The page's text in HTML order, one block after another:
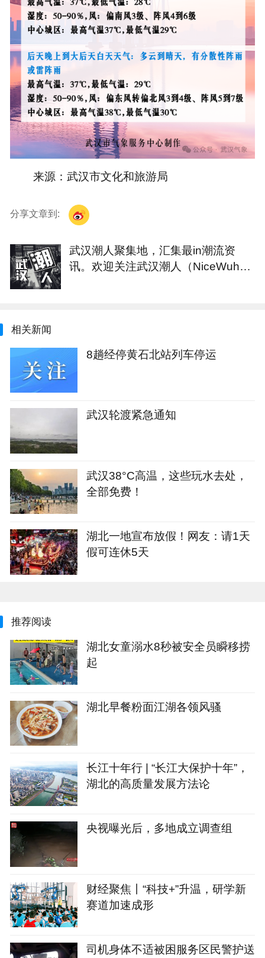
来源：武汉市文化和旅游局
分享文章到:
武汉潮人聚集地，汇集最in潮流资
讯。欢迎关注武汉潮人（NiceWuha
相关新闻
8趟经停黄石北站列车停运
武汉轮渡紧急通知
武汉38°C高温，这些玩水去处，
全部免费！
湖北一地宣布放假！网友：请1天
假可连休5天
推荐阅读
湖北女童溺水8秒被安全员瞬移捞
起
湖北早餐粉面江湖各领风骚
长江十年行 | “长江大保护十年”，
湖北的高质量发展方法论
央视曝光后，多地成立调查组
财经聚焦丨“科技+”升温，研学新
赛道加速成形
司机身体不适被困服务区民警护送